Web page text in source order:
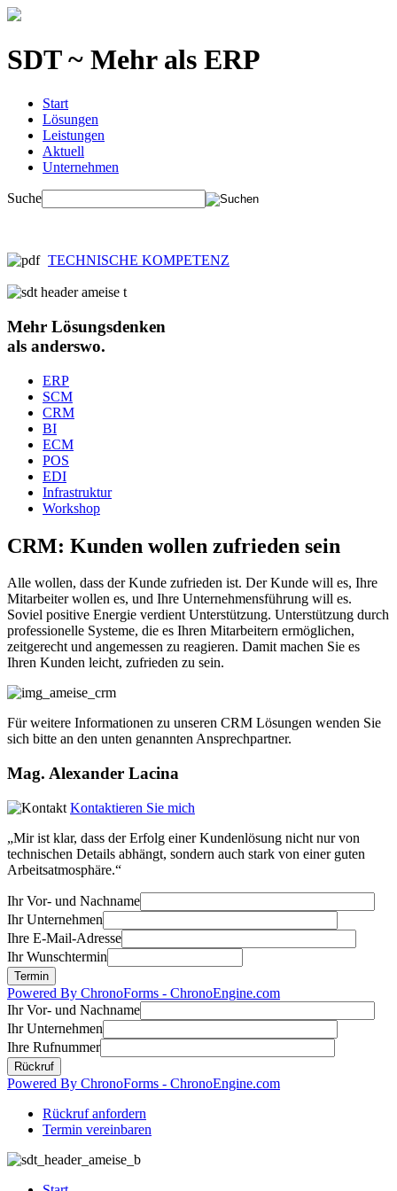
SDT ~ Mehr als ERP
Start
Lösungen
Leistungen
Aktuell
Unternehmen
Suche
TECHNISCHE KOMPETENZ
Mehr Lösungsdenken
als anderswo.
ERP
SCM
CRM
BI
ECM
POS
EDI
Infrastruktur
Workshop
CRM: Kunden wollen zufrieden sein
Alle wollen, dass der Kunde zufrieden ist. Der Kunde will es, Ihre
Mitarbeiter wollen es, und Ihre Unternehmensführung will es.
Soviel positive Energie verdient Unterstützung. Unterstützung durch
professionelle Systeme, die es Ihren Mitarbeitern ermöglichen,
zeitgerecht und angemessen zu reagieren. Damit machen Sie es
Ihren Kunden leicht, zufrieden zu sein.
Für weitere Informationen zu unseren CRM Lösungen wenden Sie
sich bitte an den unten genannten Ansprechpartner.
Mag. Alexander Lacina
Kontaktieren Sie mich
„Mir ist klar, dass der Erfolg einer Kundenlösung nicht nur von
technischen Details abhängt, sondern auch stark von einer guten
Arbeitsatmosphäre.“
Ihr Vor- und Nachname
Ihr Unternehmen
Ihre E-Mail-Adresse
Ihr Wunschtermin
Powered By ChronoForms - ChronoEngine.com
Ihr Vor- und Nachname
Ihr Unternehmen
Ihre Rufnummer
Powered By ChronoForms - ChronoEngine.com
Rückruf anfordern
Termin vereinbaren